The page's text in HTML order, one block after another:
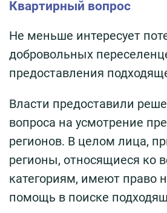
Квартирный вопрос
Не меньше интересует
добровольных
предоставления
Власти предоставили
вопроса на усмотрение
регионов. В целом лица,
регионы, относящиеся ко
категориям, имеют право
помощь в поиске